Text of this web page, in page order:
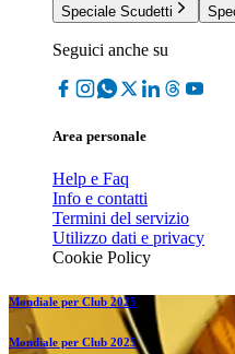
Speciale Scudetti
Seguici anche su
Area personale
Help e Faq
Info e contatti
Termini del servizio
Utilizzo dati e privacy
Cookie Policy
Mondiale per Club 2025
Mondiale per Club 2025